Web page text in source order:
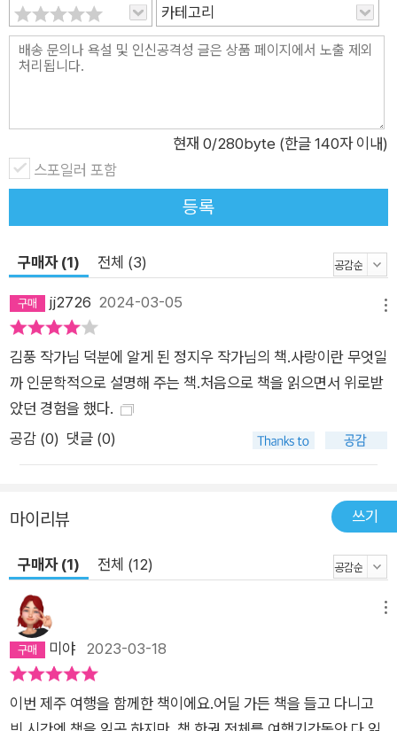
묻고 인문학이 답하다》는 철학, 문학, 영화를 거쳐 다양한 방면에
서 말하는 사랑에 관한 이야기를 한 권으로 정리했다. 에리히 프
롬, 롤랑 바르트, 알랭 드 보통 등 저명한 학자들이 생각했던 사랑
사랑>, <옥자> 등 여러 영화 속 인물과 사건에서 사랑이 어떤 방
식으로 나타나는지 풀어낸다. 저자는 이 모든 이야기를 자신의 관
점으로 재해석해 독자들도 함께 사랑에 대해 생각할 여지를 충분
히 남긴다. 그로 인해 사랑의 ‘정답’을 제시하는 것이 아니라, 저
생에 한 번은 만나야 할 인문 교양 날마다 인문학 시리즈 네 번째
책! 맛있는 음식을 먹거나 멋진 풍광을 만났을 때 ‘함께 하면 좋겠
다.’ 떠오르는 사람이 있다면, 사랑하고 있는 것이다. 어느 날 문득
마주한 문장이 메마른 당신의 마음을 적신다면, 사랑하고 있는 것
이다. 당신 앞에도 이 삶이 놓여 있다. 《사랑이 묻고 인문학이 답
하다》는 <날마다 인문학> 시리즈의 네 번째 책으로 고대부터 현
를 모은 책이다. 사랑에 대한 성찰부터 사랑하는 사람이 겪는 변
정리한다. 그리고 사랑하는 과정이 험난하더라도 인생에 사랑이
필요한 이유, 우리가 사랑해야만 하는 이유를 서술한다. ‘사랑’이
라는 단어를 주제로 모인 다양한 이야기를 읽고 난 후라면 저마다
자기만의 사랑을 향해 한 발짝 가까워질 수 있다.
카테고리
현재 0/280byte (한글 140자 이내)
스포일러 포함
등록
구매자 (1) 전체 (3)
jj2726 2024-03-05
김풍 작가님 덕분에 알게 된 정지우 작가님의 책.사랑이란 무엇일
까 인문학적으로 설명해 주는 책.처음으로 책을 읽으면서 위로받
았던 경험을 했다.
공감 (0) 댓글 (0)
마이리뷰 쓰기
구매자 (1) 전체 (12)
미야 2023-03-18
이번 제주 여행을 함께한 책이에요.어딜 가든 책을 들고 다니고